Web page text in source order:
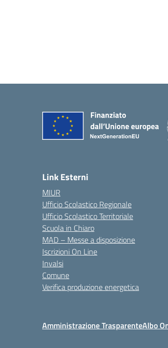
Link Esterni
MIUR
Ufficio Scolastico Regionale
Ufficio Scolastico Territoriale
Scuola in Chiaro
MAD – Messe a disposizione
Iscrizioni On Line
Invalsi
Comune
Verifica produzione energetica
Amministrazione TrasparenteAlbo